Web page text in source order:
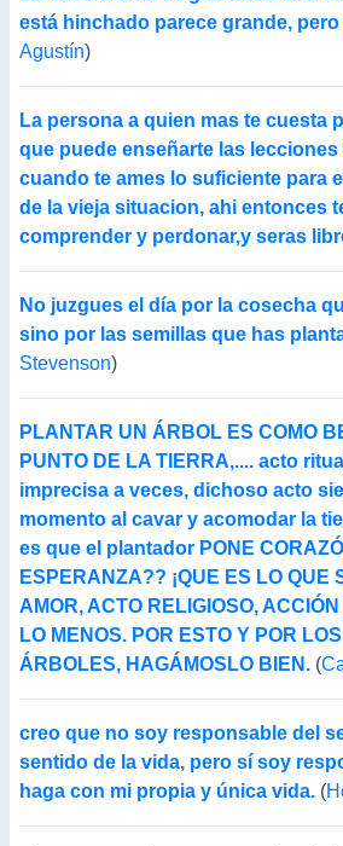
está hinchado parece grande,
Agustín)
La persona a quien mas te cuesta
que puede enseñarte las
cuando te ames lo suficiente para
de la vieja situacion, ahi entonces
comprender y perdonar,y seras
No juzgues el día por la cosecha
sino por las semillas que has
Stevenson)
PLANTAR UN ÁRBOL ES COMO
PUNTO DE LA TIERRA,.... acto
imprecisa a veces, dichoso acto
momento al cavar y acomodar la
es que el plantador PONE
ESPERANZA?? ¡QUE ES LO QUE
AMOR, ACTO RELIGIOSO,
LO MENOS. POR ESTO Y POR
ÁRBOLES, HAGÁMOSLO BIEN. (
creo que no soy responsable del
sentido de la vida, pero sí soy
haga con mi propia y única vida. (